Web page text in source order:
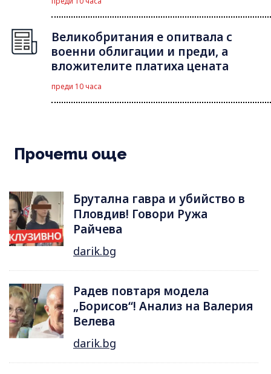
Великобритания е опитвала с
военни облигации и преди, а
вложителите платиха цената
преди 10 часа
Прочети още
Брутална гавра и убийство в
Пловдив! Говори Ружа
Райчева
darik.bg
Радев повтаря модела
„Борисов“! Анализ на Валерия
Велева
darik.bg